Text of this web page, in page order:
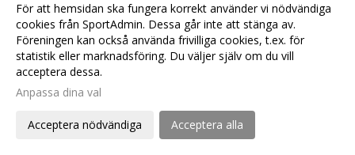
Taktikhörnan del 4 - ta emot serve från vänsterhänt
spelare
2016-02-05 15:00
Rapport från University of California - Filip Bergevi på
matchdag
2016-01-30 22:13
Nu är det avgjort, den bästa banan i hallen är...
Var köper man de coolaste och bästa tennisprylarna?
Tips om ny tennisblogg från touren - Magnus Norman
För att hemsidan ska fungera korrekt använder vi nödvändiga
cookies från SportAdmin. Dessa går inte att stänga av.
Föreningen kan också använda frivilliga cookies, t.ex. för
statistik eller marknadsföring. Du väljer själv om du vill
acceptera dessa.
Anpassa dina val
Acceptera nödvändiga Acceptera alla